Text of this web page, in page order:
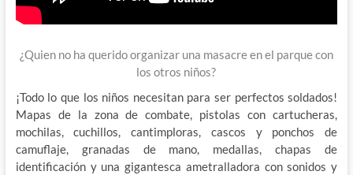
¿Quien no ha querido organizar una masacre en el parque con
los otros niños?
¡Todo lo que los niños necesitan para ser perfectos soldados!
Mapas de la zona de combate, pistolas con cartucheras,
mochilas, cuchillos, cantimploras, cascos y ponchos de
camuflaje, granadas de mano, medallas, chapas de
identificación y una gigantesca ametralladora con sonidos y